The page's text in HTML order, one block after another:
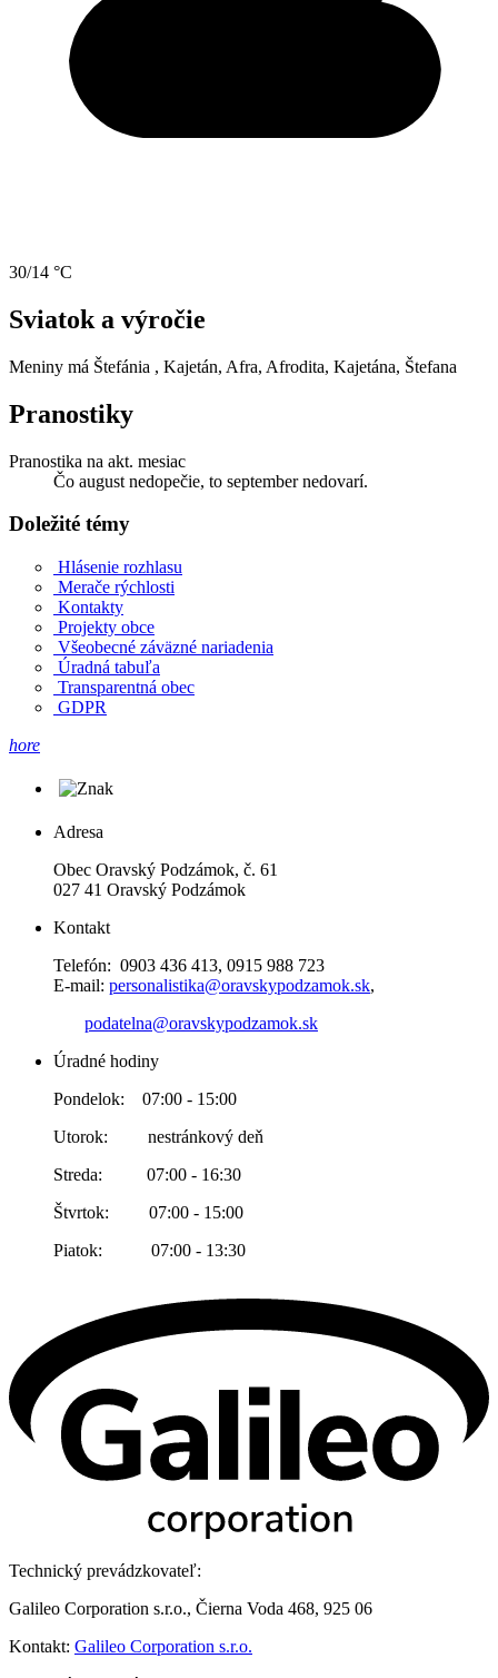
30/14 °C
Sviatok a výročie
Meniny má Štefánia , Kajetán, Afra, Afrodita, Kajetána, Štefana
Pranostiky
Pranostika na akt. mesiac
Čo august nedopečie, to september nedovarí.
Doležité témy
Hlásenie rozhlasu
Merače rýchlosti
Kontakty
Projekty obce
Všeobecné záväzné nariadenia
Úradná tabuľa
Transparentná obec
GDPR
hore
Adresa
Obec Oravský Podzámok, č. 61
027 41 Oravský Podzámok
Kontakt
Telefón: 0903 436 413, 0915 988 723
E-mail: personalistika@oravskypodzamok.sk,
podatelna@oravskypodzamok.sk
Úradné hodiny
Pondelok: 07:00 - 15:00
Utorok: nestránkový deň
Streda: 07:00 - 16:30
Štvrtok: 07:00 - 15:00
Piatok: 07:00 - 13:30
Technický prevádzkovateľ:
Galileo Corporation s.r.o., Čierna Voda 468, 925 06
Kontakt: Galileo Corporation s.r.o.